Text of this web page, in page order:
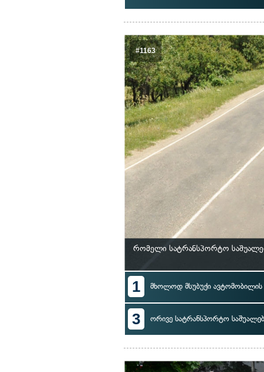
#1163
რომელი სატრანსპორტო
1 მხოლოდ მსუბუქი
3 ორივე სატრანსპორტო